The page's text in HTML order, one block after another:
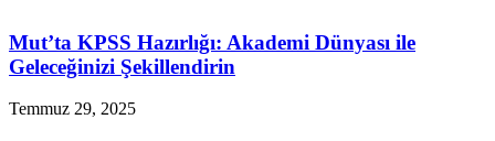
Mut’ta KPSS Hazırlığı: Akademi Dünyası ile
Geleceğinizi Şekillendirin
Temmuz 29, 2025